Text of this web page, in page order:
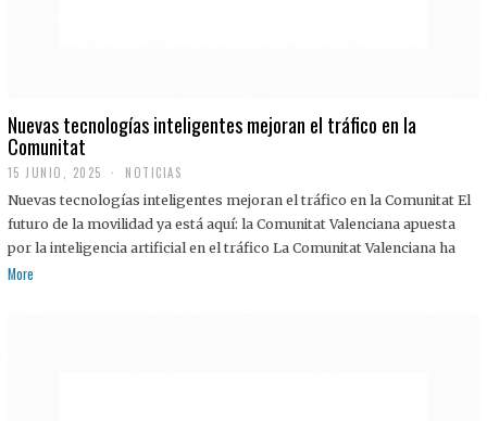
Nuevas tecnologías inteligentes mejoran el tráfico en la
Comunitat
15 JUNIO, 2025 NOTICIAS
Nuevas tecnologías inteligentes mejoran el tráfico en la Comunitat El
futuro de la movilidad ya está aquí: la Comunitat Valenciana apuesta
por la inteligencia artificial en el tráfico La Comunitat Valenciana ha
More